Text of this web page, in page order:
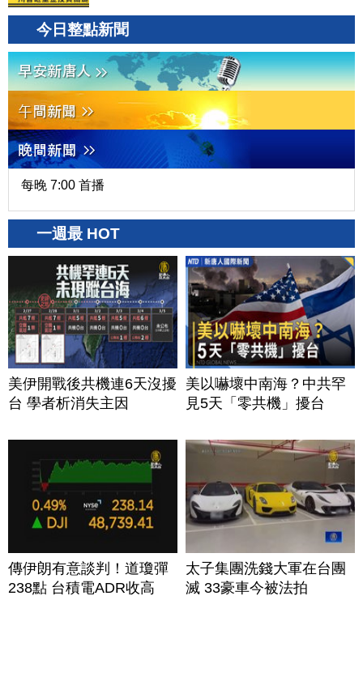
今日整點新聞
每晚 7:00 首播
一週最 HOT
美伊開戰後共機連6天沒擾
台 學者析消失主因
美以嚇壞中南海？中共罕
見5天「零共機」擾台
傳伊朗有意談判！道瓊彈
238點 台積電ADR收高
太子集團洗錢大軍在台團
滅 33豪車今被法拍